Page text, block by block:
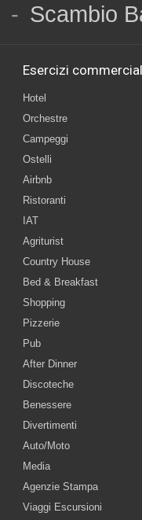
- Scambio
Esercizi
Hotel
Orchestre
Campeggi
Ostelli
Airbnb
Ristoranti
IAT
Agriturist
Country House
Bed & Breakfast
Shopping
Pizzerie
Pub
After Dinner
Discoteche
Benessere
Divertimenti
Auto/Moto
Media
Agenzie Stampa
Viaggi Escursioni